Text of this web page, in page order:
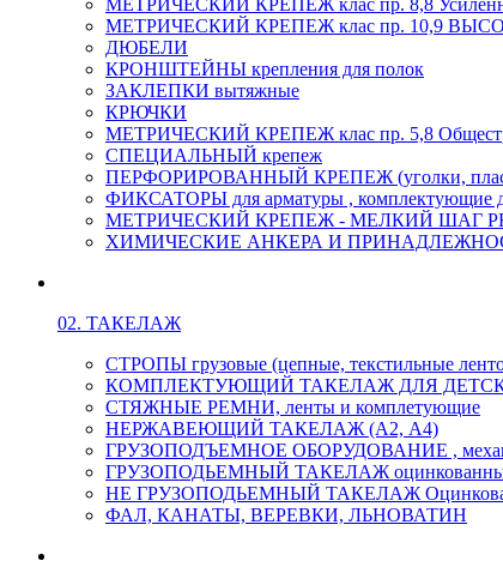
МЕТРИЧЕСКИЙ КРЕПЕЖ клас пр. 8,8
МЕТРИЧЕСКИЙ КРЕПЕЖ клас пр. 10,9
ДЮБЕЛИ
КРОНШТЕЙНЫ крепления для полок
ЗАКЛЕПКИ вытяжные
КРЮЧКИ
МЕТРИЧЕСКИЙ КРЕПЕЖ клас пр. 5,8
СПЕЦИАЛЬНЫЙ крепеж
ПЕРФОРИРОВАННЫЙ КРЕПЕЖ (уголки,
ФИКСАТОРЫ для арматуры , комплектующие
МЕТРИЧЕСКИЙ КРЕПЕЖ - МЕЛКИЙ ШАГ
ХИМИЧЕСКИЕ АНКЕРА И
02. ТАКЕЛАЖ
СТРОПЫ грузовые (цепные, текстильные
КОМПЛЕКТУЮЩИЙ ТАКЕЛАЖ ДЛЯ
СТЯЖНЫЕ РЕМНИ, ленты и комплетующие
НЕРЖАВЕЮЩИЙ ТАКЕЛАЖ (А2, А4)
ГРУЗОПОДЪЕМНОЕ ОБОРУДОВАНИЕ ,
ГРУЗОПОДЬЕМНЫЙ ТАКЕЛАЖ
НЕ ГРУЗОПОДЬЕМНЫЙ ТАКЕЛАЖ
ФАЛ, КАНАТЫ, ВЕРЕВКИ, ЛЬНОВАТИН